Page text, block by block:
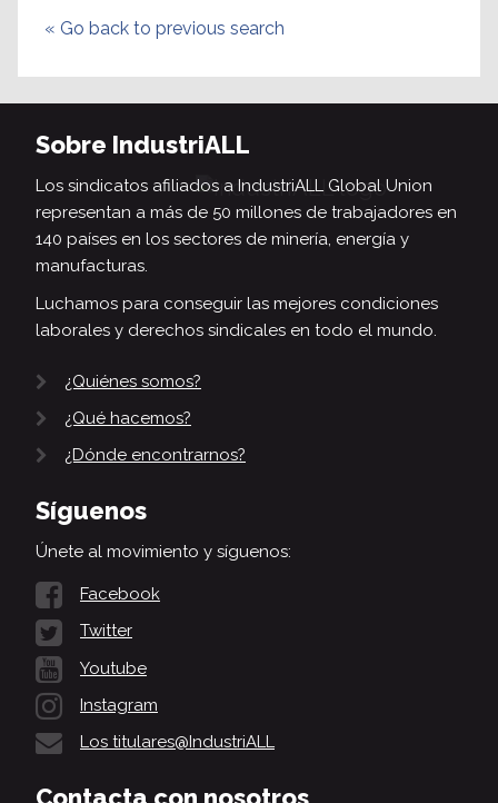
« Go back to previous search
Sobre IndustriALL
Los sindicatos afiliados a IndustriALL Global Union
representan a más de 50 millones de trabajadores en
140 países en los sectores de minería, energía y
manufacturas.
Luchamos para conseguir las mejores condiciones
laborales y derechos sindicales en todo el mundo.
¿Quiénes somos?
¿Qué hacemos?
¿Dónde encontrarnos?
Síguenos
Únete al movimiento y síguenos:
Facebook
Twitter
Youtube
Instagram
Los titulares@IndustriALL